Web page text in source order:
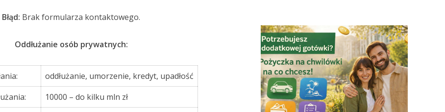
Błąd: Brak formularza kontaktowego.
Oddłużanie osób prywatnych:
oddłużanie, umorzenie, kredyt, upadłość
10000 – do kilku mln zł